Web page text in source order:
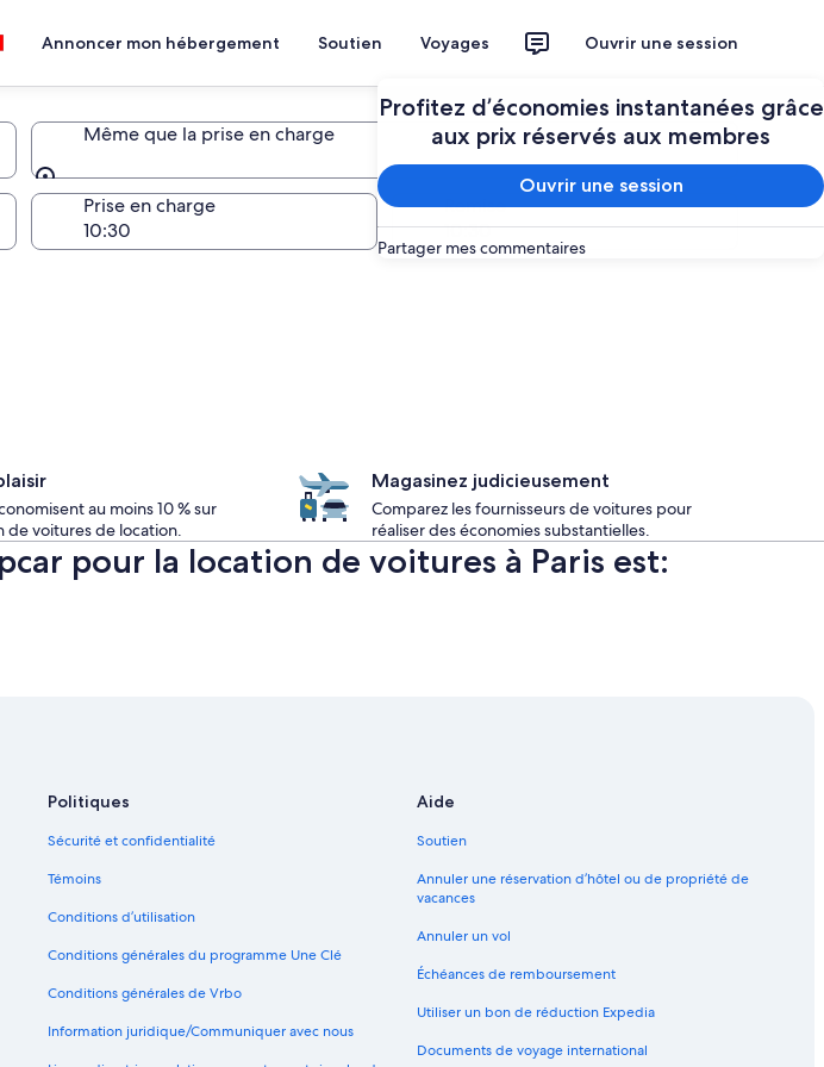
Annoncer mon hébergement Soutien Voyages Ouvrir une session
Profitez d’économies instantanées grâce
aux prix réservés aux membres
Ouvrir une session
Partager mes commentaires
Même que la prise en charge
Même que la prise en charge
Prise en charge Remise
au moins 10 % sur
de voitures de location.
Magasinez judicieusement
Comparez les fournisseurs de voitures pour
réaliser des économies substantielles.
pour la location de voitures à Paris est:
Politiques
Sécurité et confidentialité
Témoins
Conditions d’utilisation
Conditions générales du programme Une Clé
Conditions générales de Vrbo
Information juridique/Communiquer avec nous
Aide
Soutien
Annuler une réservation d’hôtel ou de propriété de
vacances
Annuler un vol
Échéances de remboursement
Utiliser un bon de réduction Expedia
Documents de voyage international